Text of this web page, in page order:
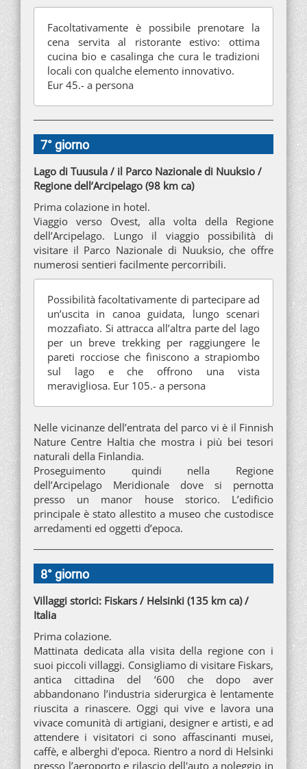
Facoltativamente è possibile prenotare la
cena servita al ristorante estivo: ottima
cucina bio e casalinga che cura le tradizioni
locali con qualche elemento innovativo.
Eur 45.- a persona
7° giorno
Lago di Tuusula / il Parco Nazionale di Nuuksio /
Regione dell’Arcipelago (98 km ca)
Prima colazione in hotel.
Viaggio verso Ovest, alla volta della Regione
dell’Arcipelago. Lungo il viaggio possibilità di
visitare il Parco Nazionale di Nuuksio, che offre
numerosi sentieri facilmente percorribili.
Possibilità facoltativamente di partecipare ad
un’uscita in canoa guidata, lungo scenari
mozzafiato. Si attracca all’altra parte del lago
per un breve trekking per raggiungere le
pareti rocciose che finiscono a strapiombo
sul lago e che offrono una vista
meravigliosa. Eur 105.- a persona
Nelle vicinanze dell’entrata del parco vi è il Finnish
Nature Centre Haltia che mostra i più bei tesori
naturali della Finlandia.
Proseguimento quindi nella Regione
dell’Arcipelago Meridionale dove si pernotta
presso un manor house storico. L’edificio
principale è stato allestito a museo che custodisce
arredamenti ed oggetti d’epoca.
8° giorno
Villaggi storici: Fiskars / Helsinki (135 km ca) /
Italia
Prima colazione.
Mattinata dedicata alla visita della regione con i
suoi piccoli villaggi. Consigliamo di visitare Fiskars,
antica cittadina del ‘600 che dopo aver
abbandonano l’industria siderurgica è lentamente
riuscita a rinascere. Oggi qui vive e lavora una
vivace comunità di artigiani, designer e artisti, e ad
attendere i visitatori ci sono affascinanti musei,
caffè, e alberghi d'epoca. Rientro a nord di Helsinki
presso l’aeroporto e rilascio dell'auto a noleggio in